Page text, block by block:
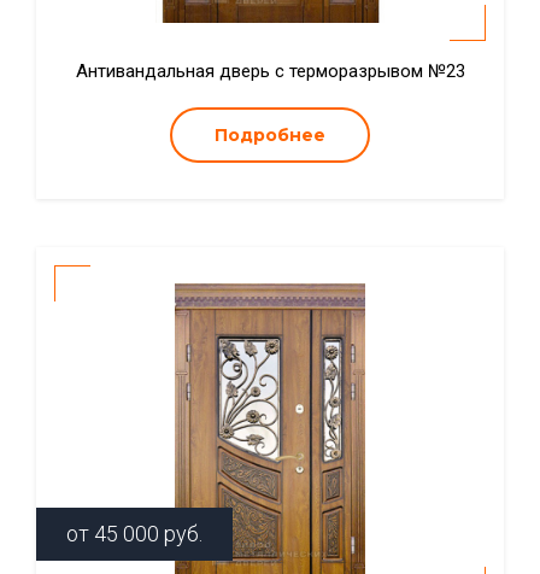
Антивандальная дверь с терморазрывом №23
Подробнее
от 45 000 руб.